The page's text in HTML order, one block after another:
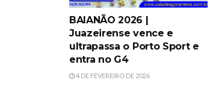
BAIANÃO 2026 |
Juazeirense vence e
ultrapassa o Porto Sport e
entra no G4
4 DE FEVEREIRO DE 2026